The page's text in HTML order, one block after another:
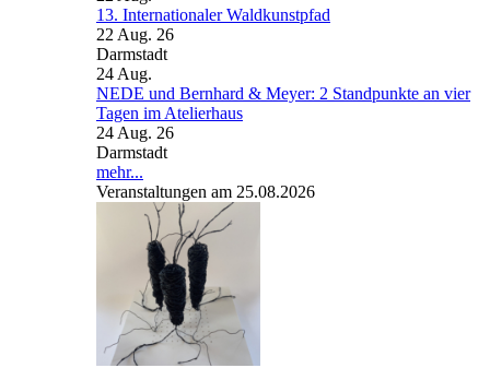
13. Internationaler Waldkunstpfad
22 Aug. 26
Darmstadt
24 Aug.
NEDE und Bernhard & Meyer: 2 Standpunkte an vier
Tagen im Atelierhaus
24 Aug. 26
Darmstadt
mehr...
Veranstaltungen am 25.08.2026